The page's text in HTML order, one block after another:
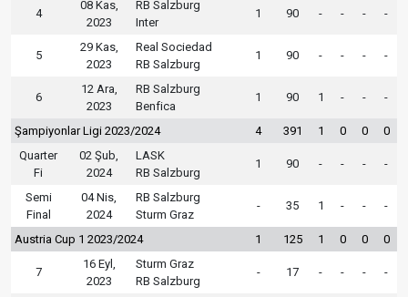
4
08 Kas,
2023
RB Salzburg
Inter
1 90 - - - -
5
29 Kas,
2023
Real Sociedad
RB Salzburg
1 90 - - - -
6
12 Ara,
2023
RB Salzburg
Benfica
1 90 1 - - -
Şampiyonlar Ligi 2023/2024 4 391 1 0 0
0
Quarter
Fi
02 Şub,
2024
LASK
RB Salzburg
1 90 - - - -
Semi
Final
04 Nis,
2024
RB Salzburg
Sturm Graz
- 35 1 - - -
Austria Cup 1 2023/2024 1 125 1 0 0 0
7
16 Eyl,
2023
Sturm Graz
RB Salzburg
- 17 - - - -